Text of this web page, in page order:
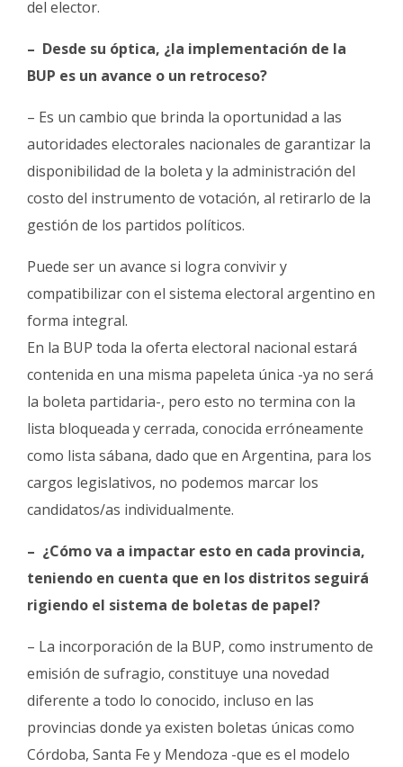
del elector.
– Desde su óptica, ¿la implementación de la
BUP es un avance o un retroceso?
– Es un cambio que brinda la oportunidad a las
autoridades electorales nacionales de garantizar la
disponibilidad de la boleta y la administración del
costo del instrumento de votación, al retirarlo de la
gestión de los partidos políticos.
Puede ser un avance si logra convivir y
compatibilizar con el sistema electoral argentino en
forma integral.
En la BUP toda la oferta electoral nacional estará
contenida en una misma papeleta única -ya no será
la boleta partidaria-, pero esto no termina con la
lista bloqueada y cerrada, conocida erróneamente
como lista sábana, dado que en Argentina, para los
cargos legislativos, no podemos marcar los
candidatos/as individualmente.
– ¿Cómo va a impactar esto en cada provincia,
teniendo en cuenta que en los distritos seguirá
rigiendo el sistema de boletas de papel?
– La incorporación de la BUP, como instrumento de
emisión de sufragio, constituye una novedad
diferente a todo lo conocido, incluso en las
provincias donde ya existen boletas únicas como
Córdoba, Santa Fe y Mendoza -que es el modelo